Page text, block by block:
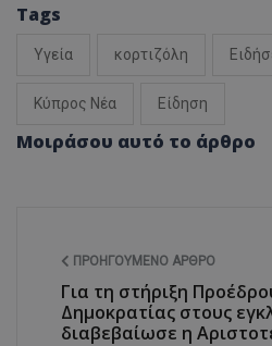
Tags
Υγεία κορτιζόλη
Κύπρος Νέα Είδηση
Μοιράσου αυτό το άρθρο
ΠΡΟΗΓΟΎΜΕΝΟ ΆΡΘΡΟ
Για τη στήριξη
Δημοκρατίας στους
διαβεβαίωσε η